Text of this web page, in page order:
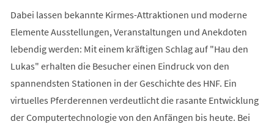
Dabei lassen bekannte Kirmes-Attraktionen und moderne
Elemente Ausstellungen, Veranstaltungen und Anekdoten
lebendig werden: Mit einem kräftigen Schlag auf "Hau den
Lukas" erhalten die Besucher einen Eindruck von den
spannendsten Stationen in der Geschichte des HNF. Ein
virtuelles Pferderennen verdeutlicht die rasante Entwicklung
der Computertechnologie von den Anfängen bis heute. Bei